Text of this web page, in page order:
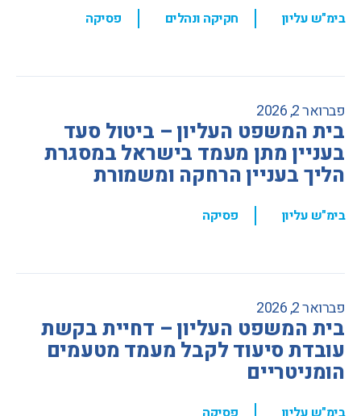
בימ"ש עליון , חקיקה ונהלים , פסיקה
פברואר 2, 2026
בית המשפט העליון – ביטול סעד
בעניין מתן מעמד בישראל במסגרת
הליך בעניין הרחקה ומשמורת
בימ"ש עליון , פסיקה
פברואר 2, 2026
בית המשפט העליון – דחיית בקשת
עובדת סיעוד לקבל מעמד מטעמים
הומניטריים